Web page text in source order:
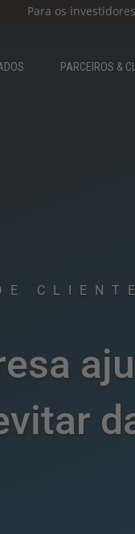
Para os investidores
PARCEIROS &